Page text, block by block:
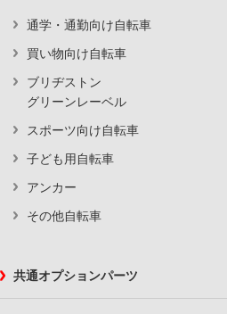
通学・通勤向け自転車
買い物向け自転車
ブリヂストン
グリーンレーベル
スポーツ向け自転車
子ども用自転車
アンカー
その他自転車
共通オプションパーツ